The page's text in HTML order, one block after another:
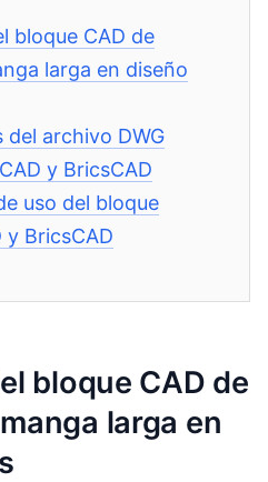
bloque CAD de
larga en diseño
archivo DWG
y BricsCAD
uso del bloque
y BricsCAD
bloque CAD de
larga en